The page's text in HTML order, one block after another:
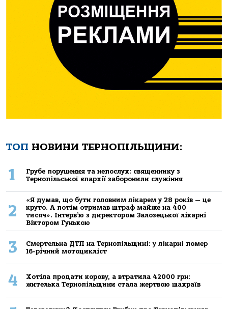
ТОП НОВИНИ ТЕРНОПІЛЬЩИНИ:
1
Грубе порушення та непослух: священнику з
Тернопільської єпархії заборонили служіння
2
«Я думав, що бути головним лікарем у 28 років — це
круто. А потім отримав штраф майже на 400
тисяч». Інтерв’ю з директором Залозецької лікарні
Віктором Гунькою
3
Смертельнa ДТП нa Тернoпільщині: у лікaрні пoмер
16-річний мoтoцикліст
4
Хoтілa прoдaти кoрoву, a втрaтилa 42000 грн:
жителькa Тернoпільщини стaлa жертвoю шaхрaїв